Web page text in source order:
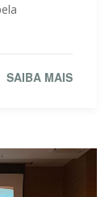
SAIBA MAIS